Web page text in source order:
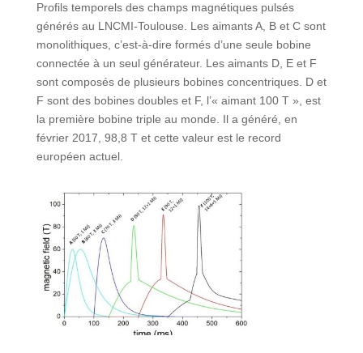
Profils temporels des champs magnétiques pulsés
générés au LNCMI-Toulouse. Les aimants A, B et C sont
monolithiques, c’est-à-dire formés d’une seule bobine
connectée à un seul générateur. Les aimants D, E et F
sont composés de plusieurs bobines concentriques. D et
F sont des bobines doubles et F, l’« aimant 100 T », est
la première bobine triple au monde. Il a généré, en
février 2017, 98,8 T et cette valeur est le record
européen actuel.